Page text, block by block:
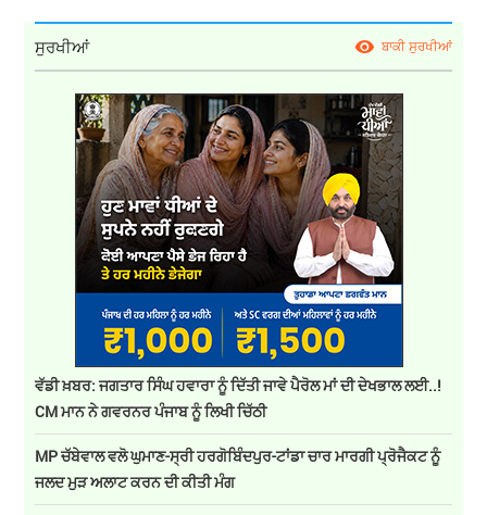
ਸੁਰਖੀਆਂ ਬਾਕੀ ਸੁਰਖੀਆਂ
ਵੱਡੀ ਖ਼ਬਰ: ਜਗਤਾਰ ਸਿੰਘ ਹਵਾਰਾ ਨੂੰ ਦਿੱਤੀ ਜਾਵੇ ਪੈਰੋਲ ਮਾਂ ਦੀ ਦੇਖਭਾਲ ਲਈ..!
CM ਮਾਨ ਨੇ ਗਵਰਨਰ ਪੰਜਾਬ ਨੂੰ ਲਿਖੀ ਚਿੱਠੀ
MP ਚੱਬੇਵਾਲ ਵਲੋ ਘੁਮਾਣ-ਸ੍ਰੀ ਹਰਗੋਬਿੰਦਪੁਰ-ਟਾਂਡਾ ਚਾਰ ਮਾਰਗੀ ਪ੍ਰੋਜੈਕਟ ਨੂੰ
ਜਲਦ ਮੁੜ ਅਲਾਟ ਕਰਨ ਦੀ ਕੀਤੀ ਮੰਗ